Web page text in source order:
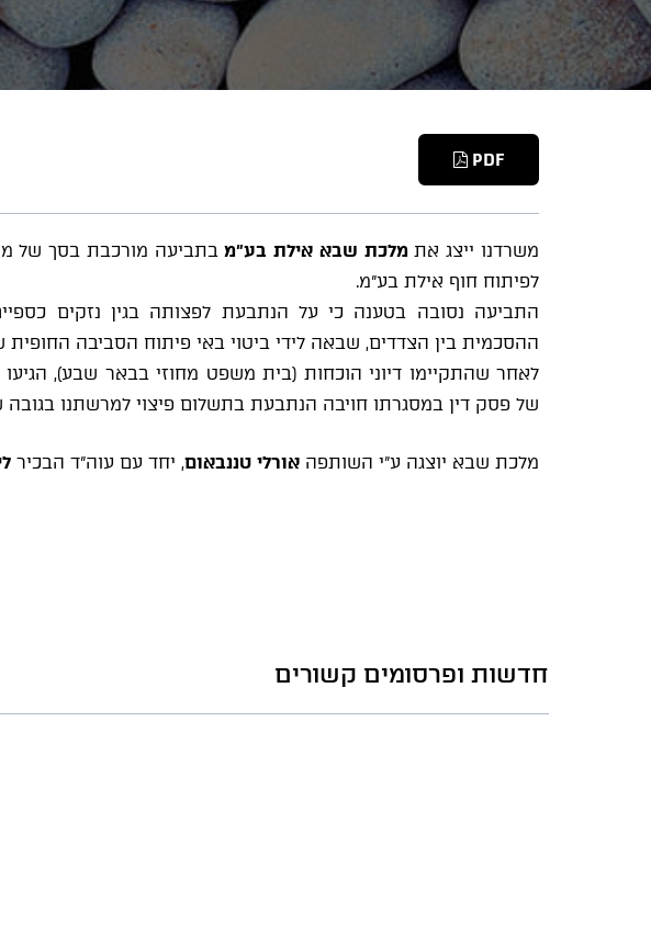
PDF
משרדנו ייצג אתמלכת שבא אילת בע"מבתביעה מורכבת בסך של
לפיתוח חוף אילת בע"מ.
התביעה נסובה בטענה כי על הנתבעת לפצותה בגין נזקים
ההסכמית בין הצדדים, שבאה לידי ביטוי באי פיתוח הסביבה
לאחר שהתקיימו דיוני הוכחות (בית משפט מחוזי בבאר שבע),
של פסק דין במסגרתו חויבה הנתבעת בתשלום פיצוי למרשתנו בגובה
מלכת שבא יוצגה ע"י השותפה אורלי טננבאום, יחד עם עוה"ד הבכיר
חדשות ופרסומים קשורים